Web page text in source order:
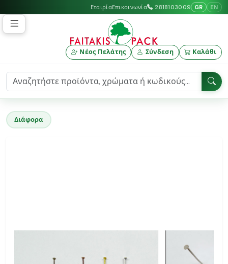
ΕταιρίαΕπικοινωνία 2818103009 GR EN
Νέος Πελάτης Σύνδεση Καλάθι
Διάφορα